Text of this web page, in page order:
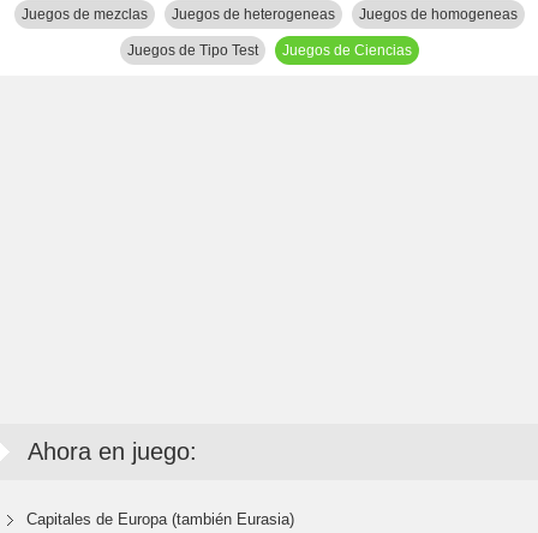
Juegos de mezclas Juegos de heterogeneas Juegos de homogeneas
Juegos de Tipo Test Juegos de Ciencias
Ahora en juego:
Capitales de Europa (también Eurasia)